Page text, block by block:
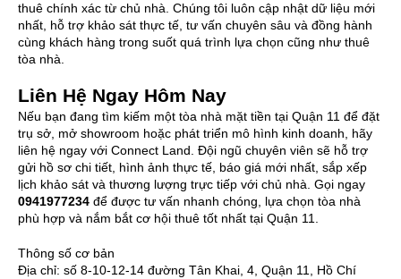
thuê chính xác từ chủ nhà. Chúng tôi luôn cập nhật dữ liệu mới
nhất, hỗ trợ khảo sát thực tế, tư vấn chuyên sâu và đồng hành
cùng khách hàng trong suốt quá trình lựa chọn cũng như thuê
tòa nhà.
Liên Hệ Ngay Hôm Nay
Nếu bạn đang tìm kiếm một tòa nhà mặt tiền tại Quận 11 để đặt
trụ sở, mở showroom hoặc phát triển mô hình kinh doanh, hãy
liên hệ ngay với Connect Land. Đội ngũ chuyên viên sẽ hỗ trợ
gửi hồ sơ chi tiết, hình ảnh thực tế, báo giá mới nhất, sắp xếp
lịch khảo sát và thương lượng trực tiếp với chủ nhà. Gọi ngay
0941977234 để được tư vấn nhanh chóng, lựa chọn tòa nhà
phù hợp và nắm bắt cơ hội thuê tốt nhất tại Quận 11.
Thông số cơ bản
Địa chỉ: số 8-10-12-14 đường Tân Khai, 4, Quận 11, Hồ Chí